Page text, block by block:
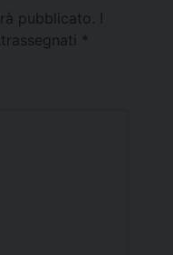
pubblicato.
*